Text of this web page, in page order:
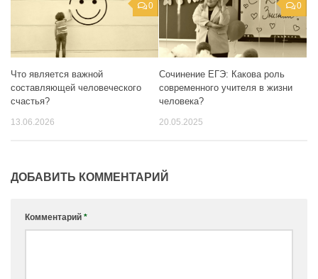
0
Что является важной
составляющей человеческого
счастья?
13.06.2026
0
Сочинение ЕГЭ: Какова роль
современного учителя в жизни
человека?
20.05.2025
ДОБАВИТЬ КОММЕНТАРИЙ
Комментарий *